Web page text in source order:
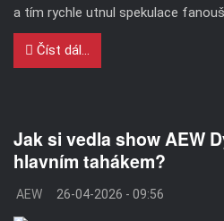
a tím rychle utnul spekulace
Číst dál...
Jak si vedla show AEW
hlavním tahákem?
AEW 26-04-2026 - 09:56